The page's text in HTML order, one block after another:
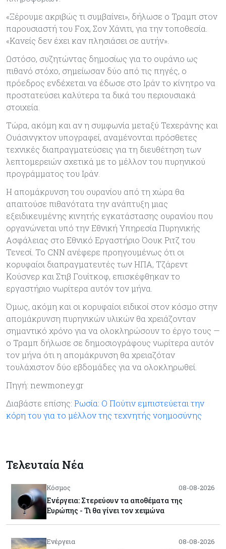
«Ξέρουμε ακριβώς τι συμβαίνει», δήλωσε ο Τραμπ στον
παρουσιαστή του Fox, Σον Χάνιτι, για την τοποθεσία.
«Κανείς δεν έχει καν πλησιάσει σε αυτήν».
Ωστόσο, συζητώντας δημοσίως για το ουράνιο ως
πιθανό στόχο, σημείωσαν δύο από τις πηγές, ο
πρόεδρος ενδέχεται να έδωσε στο Ιράν το κίνητρο να
προστατεύσει καλύτερα τα δικά του περιουσιακά
στοιχεία.
Τώρα, ακόμη και αν η συμφωνία μεταξύ Τεχεράνης και
Ουάσινγκτον υπογραφεί, αναμένονται πρόσθετες
τεχνικές διαπραγματεύσεις για τη διευθέτηση των
λεπτομερειών σχετικά με το μέλλον του πυρηνικού
προγράμματος του Ιράν.
Η απομάκρυνση του ουρανίου από τη χώρα θα
απαιτούσε πιθανότατα την ανάπτυξη μιας
εξειδικευμένης κινητής εγκατάστασης ουρανίου που
οργανώνεται υπό την Εθνική Υπηρεσία Πυρηνικής
Ασφάλειας στο Εθνικό Εργαστήριο Όουκ Ριτζ του
Τενεσί. Το CNN ανέφερε προηγουμένως ότι οι
κορυφαίοι διαπραγματευτές των ΗΠΑ, Τζάρεντ
Κούσνερ και Στιβ Γουίτκοφ, επισκέφθηκαν το
εργαστήριο νωρίτερα αυτόν τον μήνα.
Όμως, ακόμη και οι κορυφαίοι ειδικοί στον κόσμο στην
απομάκρυνση πυρηνικών υλικών θα χρειάζονταν
σημαντικό χρόνο για να ολοκληρώσουν το έργο τους —
ο Τραμπ δήλωσε σε δημοσιογράφους νωρίτερα αυτόν
τον μήνα ότι η απομάκρυνση θα χρειαζόταν
τουλάχιστον δύο εβδομάδες για να ολοκληρωθεί.
Πηγή: newmoney.gr
Διαβάστε επίσης: Ρωσία: Ο Πούτιν εμπιστεύεται την
κόρη του για το μέλλον της τεχνητής νοημοσύνης
Τελευταία Νέα
Κόσμος 08-08-2026
Ενέργεια: Στερεύουν τα αποθέματα της
Ευρώπης - Τι θα γίνει τον χειμώνα
Ενέργεια 08-08-2026